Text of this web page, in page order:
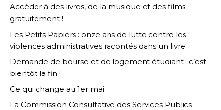
Accéder à des livres, de la musique et des films
gratuitement !
Les Petits Papiers : onze ans de lutte contre les
violences administratives racontés dans un livre
Demande de bourse et de logement étudiant : c’est
bientôt la fin !
Ce qui change au 1er mai
La Commission Consultative des Services Publics